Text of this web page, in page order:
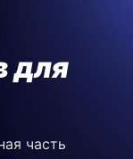
для
часть